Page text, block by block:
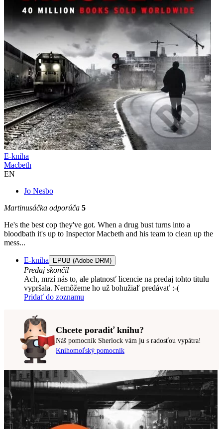
E-kniha
Macbeth
EN
Jo Nesbo
Martinusáčka odporúča 5
He's the best cop they've got. When a drug bust turns into a
bloodbath it's up to Inspector Macbeth and his team to clean up the
mess...
E-kniha EPUB (Adobe DRM)
Predaj skončil
Ach, mrzí nás to, ale platnosť licencie na predaj tohto titulu
vypršala. Nemôžeme ho už bohužiaľ predávať :-(
Pridať do zoznamu
Chcete poradiť knihu?
Náš pomocník Sherlock vám ju s radosťou vypátra!
Knihomoľský pomocník